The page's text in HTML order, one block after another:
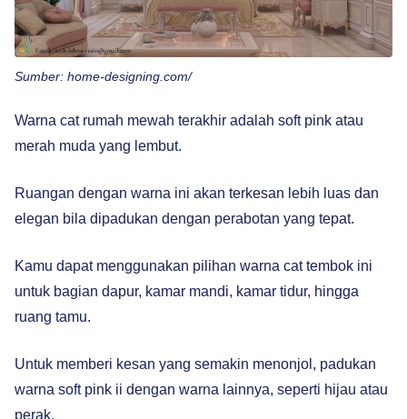
Sumber: home-designing.com/
Warna cat rumah mewah terakhir adalah soft pink atau
merah muda yang lembut.
Ruangan dengan warna ini akan terkesan lebih luas dan
elegan bila dipadukan dengan perabotan yang tepat.
Kamu dapat menggunakan pilihan warna cat tembok ini
untuk bagian dapur, kamar mandi, kamar tidur, hingga
ruang tamu.
Untuk memberi kesan yang semakin menonjol, padukan
warna soft pink ii dengan warna lainnya, seperti hijau atau
perak.